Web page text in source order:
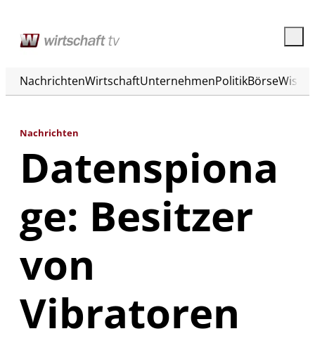
NachrichtenWirtschaftUnternehmenPolitikBörse
Nachrichten
Datenspiona
ge: Besitzer
von
Vibratoren